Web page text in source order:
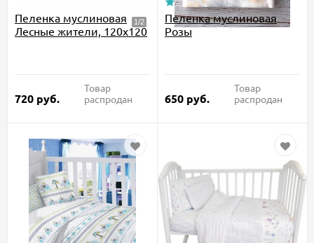
Пеленка муслиновая
Лесные жители, 120x120
720 руб.
Товар
распродан
Пеленка муслиновая
Розы
650 руб.
Товар
распродан